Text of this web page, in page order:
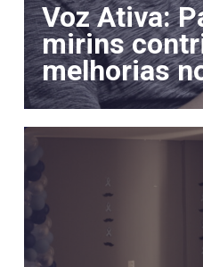
Voz Ativa:
mirins
melhorias